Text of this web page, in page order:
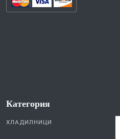
Категория
ХЛАДИЛНИЦИ